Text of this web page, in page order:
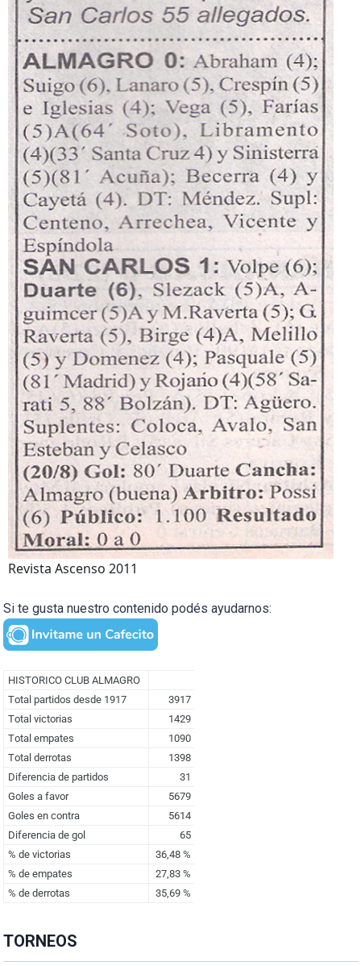
Revista Ascenso 2011
Si te gusta nuestro contenido podés ayudarnos:
TORNEOS